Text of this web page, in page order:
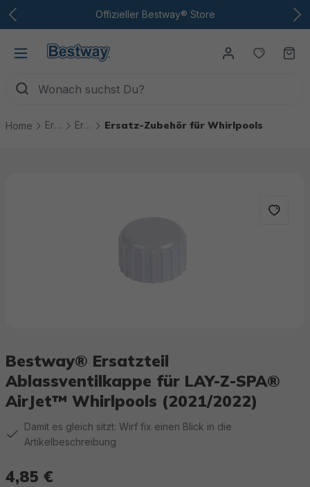
Zum Hauptinhalt Offizieller Bestway® Store
Du
Home Ersatzteile Ersatzteile Whirlpools Ersatz-Zubehör für Whirlpools
Bestway® Ersatzteil
Ablassventilkappe für LAY-Z-SPA®
AirJet™ Whirlpools (2021/2022)
Damit es gleich sitzt: Wirf fix einen Blick in die
Artikelbeschreibung
4,85 €